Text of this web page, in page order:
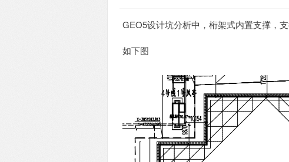
GEO5设计坑分析中，桁架式内置支撑，
如下图